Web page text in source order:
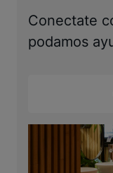
Conectate
podamos